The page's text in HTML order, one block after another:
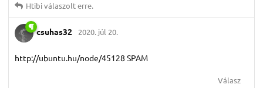
Htibiválaszolt erre.
csuhas32 2020. júl 20.
http://ubuntu.hu/node/45128 SPAM
Válasz